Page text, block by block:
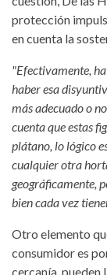
protección
en cuenta la
"Efectivamente,
haber esa
más adecuado o
cuenta que estas
plátano, lo lógico
cualquier otra
geográficamente,
bien cada vez
Otro elemento
consumidor es
cercanía, pueden